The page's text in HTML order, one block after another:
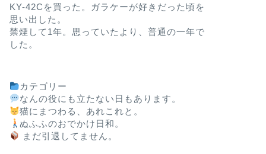
KY-42Cを買った。ガラケーが好きだった頃を
思い出した。
禁煙して1年。思っていたより、普通の一年で
した。
カテゴリー
なんの役にも立たない日もあります。
猫にまつわる、あれこれと。
ぬふふのおでかけ日和。
まだ引退してません。